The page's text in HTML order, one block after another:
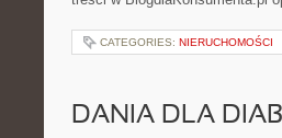
CATEGORIES: NIERUCHOMOŚCI
DANIA DLA